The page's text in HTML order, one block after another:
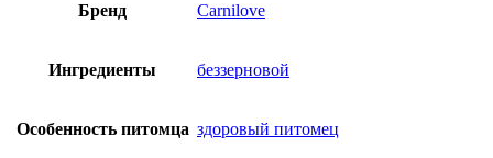
Бренд Сarnilove
Ингредиенты беззерновой
Особенность питомца здоровый питомец